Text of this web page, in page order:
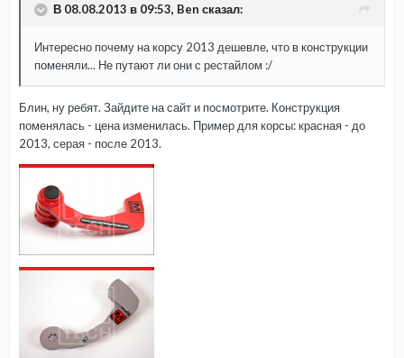
В 08.08.2013 в 09:53, Ben сказал:
Интересно почему на корсу 2013 дешевле, что в конструкции
поменяли... Не путают ли они с рестайлом :/
Блин, ну ребят. Зайдите на сайт и посмотрите. Конструкция
поменялась - цена изменилась. Пример для корсы: красная - до
2013, серая - после 2013.